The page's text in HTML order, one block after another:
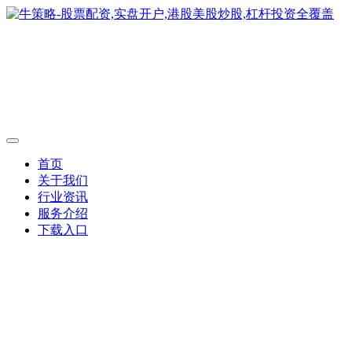
首页
关于我们
行业资讯
服务介绍
下载入口